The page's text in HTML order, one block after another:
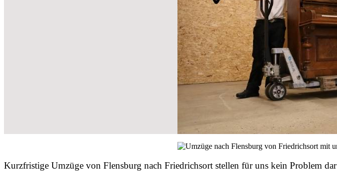
Kurzfristige Umzüge von Flensburg nach Friedrichsort stellen für uns kein Problem dar